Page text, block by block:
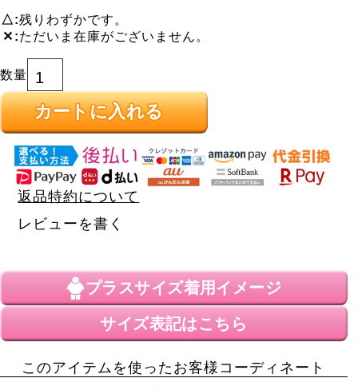
△ 残りわずかです。
✕ ただいま在庫がございません。
カートに入れる
返品特約について
レビューを書く
プラスサイズ着用イメージ
サイズ表記はこちら
このアイテムを使ったお客様コーディネート